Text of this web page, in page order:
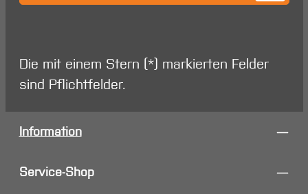
Die mit einem Stern (*) markierten Felder
sind Pflichtfelder.
Information
Service-Shop